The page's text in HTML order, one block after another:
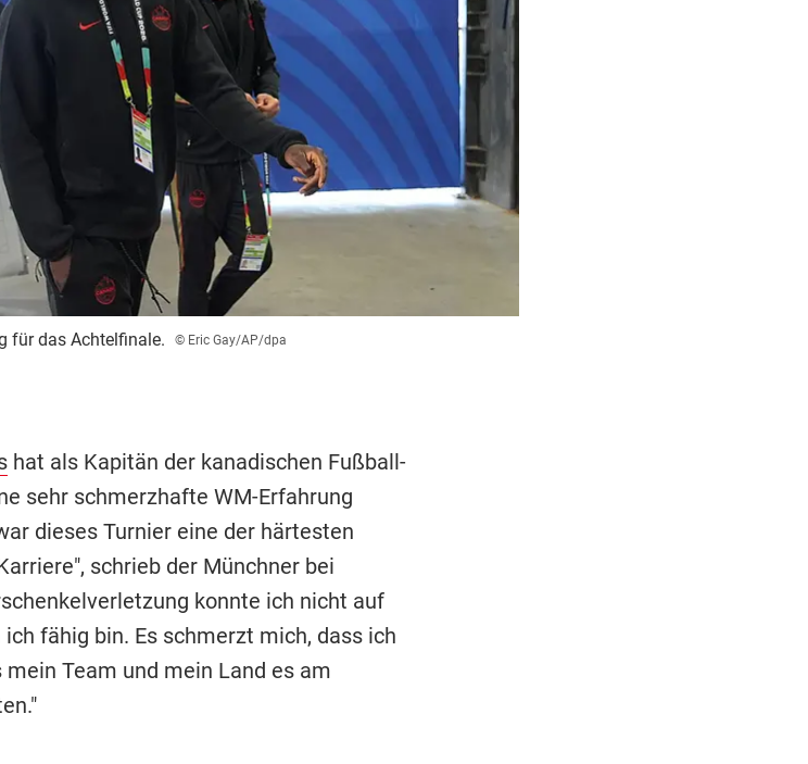
für das Achtelfinale. © Eric Gay/AP/dpa
hat als Kapitän der kanadischen Fußball-
sehr schmerzhafte WM-Erfahrung
dieses Turnier eine der härtesten
schrieb der Münchner bei
konnte ich nicht auf
fähig bin. Es schmerzt mich, dass ich
Team und mein Land es am